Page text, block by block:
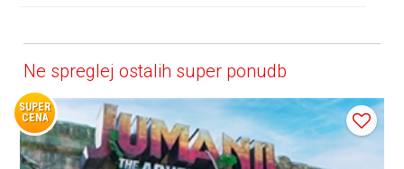
Ne spreglej ostalih super ponudb
SUPER
CENA